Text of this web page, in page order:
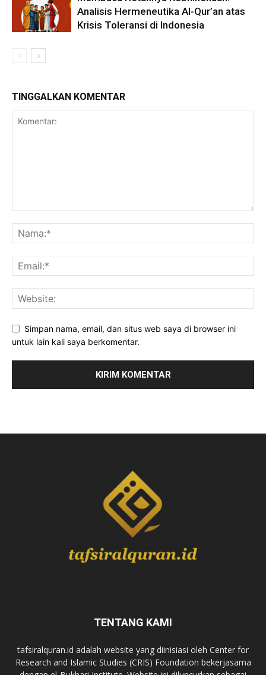
Analisis Hermeneutika Al-Qur’an atas
Krisis Toleransi di Indonesia
TINGGALKAN KOMENTAR
Simpan nama, email, dan situs web saya di browser ini
untuk lain kali saya berkomentar.
TENTANG KAMI
tafsiralquran.id adalah website yang diinisiasi oleh Center for
Research and Islamic Studies (CRIS) Foundation bekerjasama